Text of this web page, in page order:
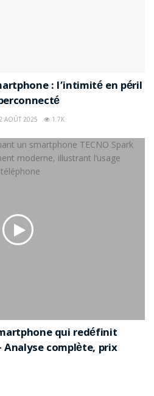
: l’intimité en péril
AOÛT 2025 1.7K
qui redéfinit
Analyse complète, prix